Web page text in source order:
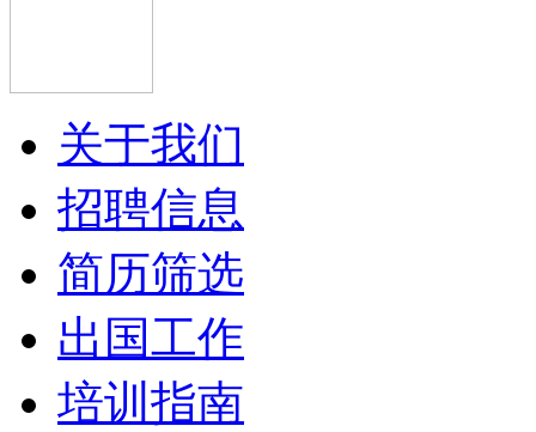
关于我们
招聘信息
简历筛选
出国工作
培训指南